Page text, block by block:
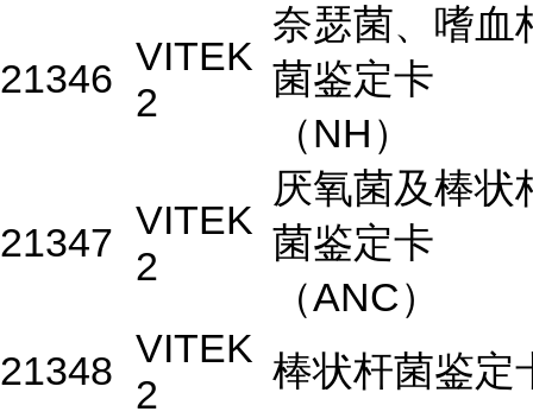
21346 VITEK
2
奈瑟菌、嗜血
菌鉴定卡
（NH）
21347 VITEK
2
厌氧菌及棒状
菌鉴定卡
（ANC）
21348 VITEK
2
棒状杆菌鉴定